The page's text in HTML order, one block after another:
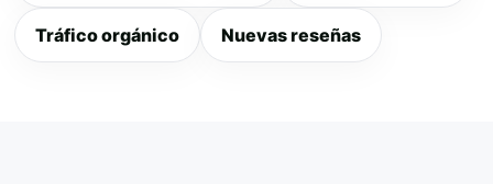
Tráfico orgánico Nuevas reseñas